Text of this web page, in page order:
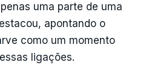
uma parte de uma
apontando o
como um momento
ligações.